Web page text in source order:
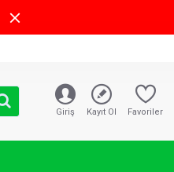
Giriş Kayıt Ol Favoriler